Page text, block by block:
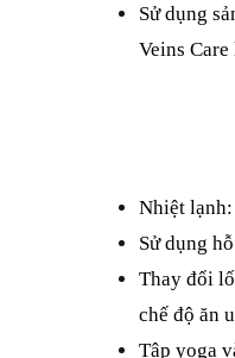
Sử dụng
Veins
Nhiệt lạnh:
Sử dụng
Thay đổi
chế độ ăn
Tập yoga